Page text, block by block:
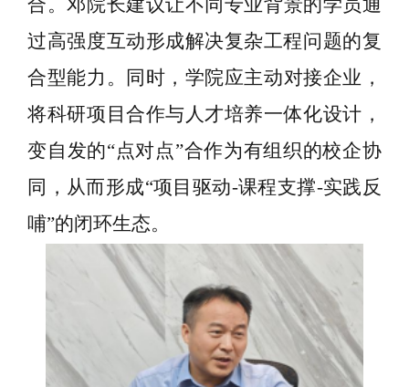
合。邓 院长建议让不同专业背景的学员通
过高强度互动形成解决复杂工程问题的复
合型能力 。 同时 ， 学院应主动对接企业，
将科研项目合作与人才培养一体化设计，
变自发的“点对点”合作为有组织的校企协
同，从而形成“项目驱动-课程支撑-实践反
哺”的闭环生态。